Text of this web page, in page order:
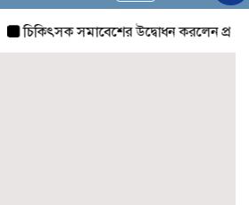
navigation
চিকিৎসক সমাবেশের উদ্বোধন করলেন প্রধানমন্ত্রী